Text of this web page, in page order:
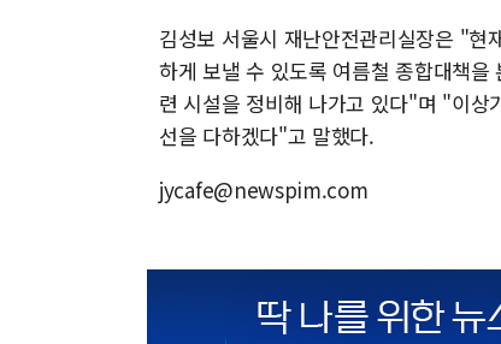
김성보 서울시 재난안전관리실장은 "현
하게 보낼 수 있도록 여름철 종합대책
련 시설을 정비해 나가고 있다"며 "이상
선을 다하겠다"고 말했다.
jycafe@newspim.com